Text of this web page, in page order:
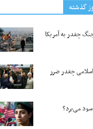
چقدر به آمریکا
چقدر ضرر
سود می‌برد؟